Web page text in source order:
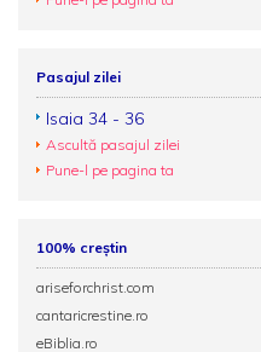
Pasajul zilei
Isaia 34 - 36
Ascultă pasajul zilei
Pune-l pe pagina ta
100% creștin
ariseforchrist.com
cantaricrestine.ro
eBiblia.ro